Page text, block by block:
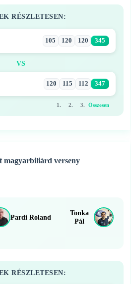
RÉSZLETESEN:
105 120 120 345
VS
120 115 112 347
1. 2. 3. Összesen
magyarbiliárd verseny
Pardi Roland
Tonka
Pál
RÉSZLETESEN: